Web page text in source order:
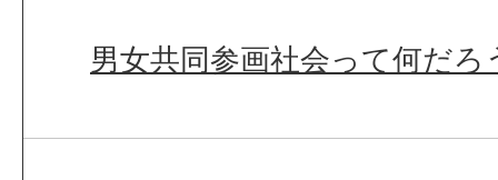
男女共同参画社会って何だろ